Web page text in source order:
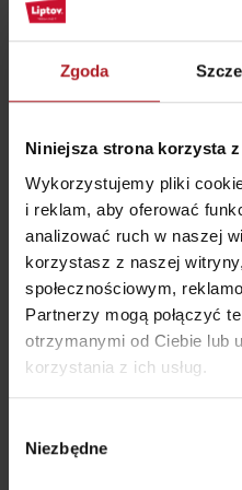
Zgoda
Niniejsza strona korzysta
Wykorzystujemy pliki
i reklam, aby oferować
analizować ruch w naszej
korzystasz z naszej
społecznościowym,
Partnerzy mogą połączyć
otrzymanymi od Ciebie lub
korzystania z ich usług.
zgody
Niezbędne